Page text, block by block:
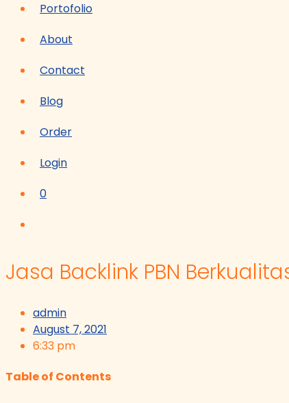
Portofolio
About
Contact
Blog
Order
Login
0
Jasa Backlink PBN
admin
August 7, 2021
6:33 pm
Table of Contents